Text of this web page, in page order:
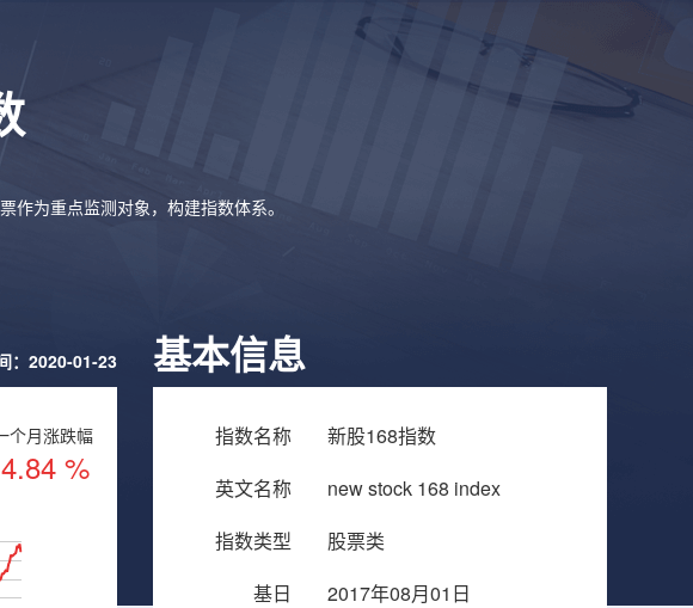
为重点监测对象，构建指数体系。
：2020-01-23
个月涨跌幅
%
基本信息
指数名称
新股168指数
英文名称
new stock 168 index
指数类型
股票类
基日
2017年08月01日